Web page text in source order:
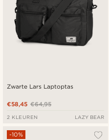
Zwarte Lars Laptoptas
€64,95
€58,45
2 KLEUREN LAZY BEAR
-10%